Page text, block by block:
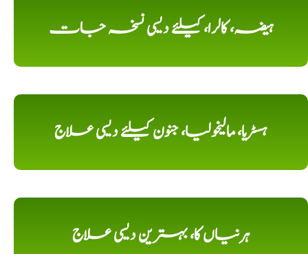
ہیضہ، کالرا، کیلئے دیسی نسخہ جات
ہسٹریا، مالیخولیا، جنون کیلئے دیسی علاج
ہرنیاں کا، بہترین دیسی علاج